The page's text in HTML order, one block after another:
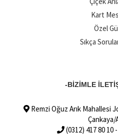
Kart
Özel
Sıkça
-BİZİMLE
Remzi Oğuz Arık Mahallesi
Çankaya/
(0312) 417 80 10